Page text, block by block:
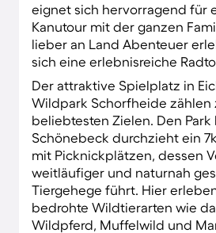
eignet sich hervorragend für
Kanutour mit der ganzen
lieber an Land Abenteuer
sich eine erlebnisreiche
Der attraktive Spielplatz in
Wildpark Schorfheide zählen
beliebtesten Zielen. Den Park
Schönebeck durchzieht ein
mit Picknickplätzen, dessen
weitläufiger und naturnah
Tiergehege führt. Hier
bedrohte Wildtierarten wie
Wildpferd, Muffelwild und